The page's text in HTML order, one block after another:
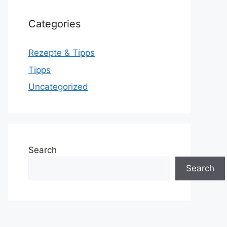
Categories
Rezepte & Tipps
Tipps
Uncategorized
Search
Search